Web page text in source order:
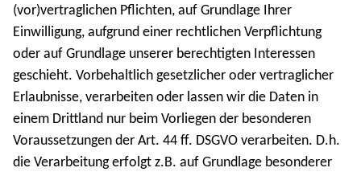
(vor)vertraglichen Pflichten, auf Grundlage Ihrer
Einwilligung, aufgrund einer rechtlichen Verpflichtung
oder auf Grundlage unserer berechtigten Interessen
geschieht. Vorbehaltlich gesetzlicher oder vertraglicher
Erlaubnisse, verarbeiten oder lassen wir die Daten in
einem Drittland nur beim Vorliegen der besonderen
Voraussetzungen der Art. 44 ff. DSGVO verarbeiten. D.h.
die Verarbeitung erfolgt z.B. auf Grundlage besonderer